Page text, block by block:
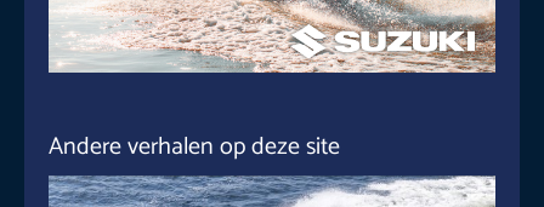
Andere verhalen op deze site